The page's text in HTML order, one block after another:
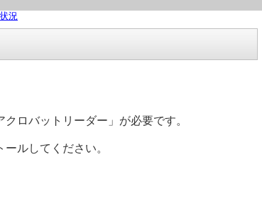
況
ロバットリーダー」が必要です。
ルしてください。